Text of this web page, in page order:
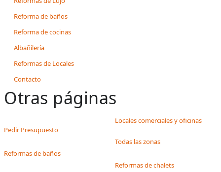
Reforma de baños
Reforma de cocinas
Albañilería
Reformas de Locales
Contacto
Otras páginas
Pedir Presupuesto
Reformas de baños
Locales comerciales y oficinas
Todas las zonas
Reformas de chalets